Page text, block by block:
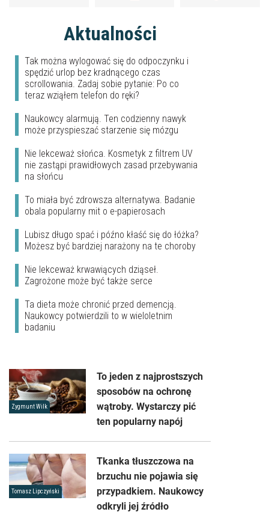
Aktualności
Tak można wylogować się do odpoczynku i
spędzić urlop bez kradnącego czas
scrollowania. Zadaj sobie pytanie: Po co
teraz wziąłem telefon do ręki?
Naukowcy alarmują. Ten codzienny nawyk
może przyspieszać starzenie się mózgu
Nie lekceważ słońca. Kosmetyk z filtrem UV
nie zastąpi prawidłowych zasad przebywania
na słońcu
To miała być zdrowsza alternatywa. Badanie
obala popularny mit o e-papierosach
Lubisz długo spać i późno kłaść się do łóżka?
Możesz być bardziej narażony na te choroby
Nie lekceważ krwawiących dziąseł.
Zagrożone może być także serce
Ta dieta może chronić przed demencją.
Naukowcy potwierdzili to w wieloletnim
badaniu
Zygmunt Wilk
To jeden z najprostszych
sposobów na ochronę
wątroby. Wystarczy pić
ten popularny napój
Tomasz Lipczyński
Tkanka tłuszczowa na
brzuchu nie pojawia się
przypadkiem. Naukowcy
odkryli jej źródło